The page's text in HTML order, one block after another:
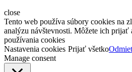
close
Tento web používa súbory cookies na
analýzu návštevnosti. Môžete ich
používania cookies
Nastavenia cookies Prijať všetko
Manage consent